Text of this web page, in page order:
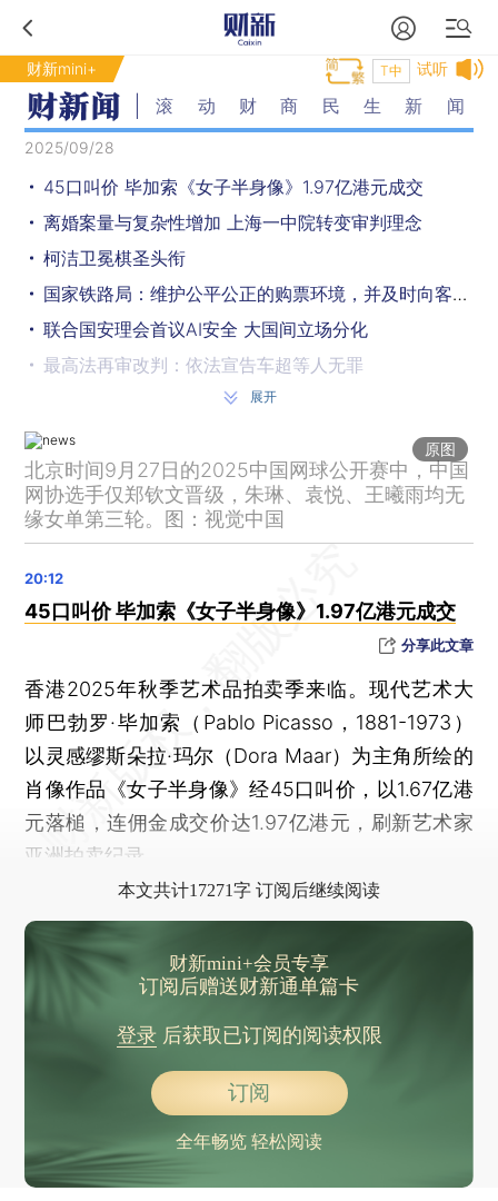
财新mini+ 试听
T中
滚动财商民生新闻
2025/09/28
45口叫价 毕加索《女子半身像》1.97亿港元成交
离婚案量与复杂性增加 上海一中院转变审判理念
柯洁卫冕棋圣头衔
国家铁路局：维护公平公正的购票环境，并及时向客流集中的车站投放票额
联合国安理会首议AI安全 大国间立场分化
最高法再审改判：依法宣告车超等人无罪
北京女足，时隔23年夺女超联赛冠军
8月工业企业利润同比大增20.4% 结束三连降
新世界纪录 中国成功研制35.1特斯拉稳态磁场全超导磁体
哥伦比亚总统呼吁武力解放巴勒斯坦
金正恩会见核部门科技人员，表示“极大满意”
台风“博罗依”逼近，特大暴雨要来了
“外地人一顿饭贵59元”，官方通报：停业整改
中秋国庆假期预计全社会跨区域人员流动量将达23.6亿人次
最高检：醉驾屡教不改、找人顶包等六种情形依法从重处理
联合国80年联大会议风向凌乱 世人在乱中望治
王健林被限制高消费
一中国游客在澳大利亚登山徒步遇极端天气身亡，中领馆紧急提醒
印度一场竞选集会上发生踩踏事件，已致39人死亡
中网单日4.5万人次创纪录，郑钦文、辛纳成全场焦点
网红“唐飞机”驾飞机直播时坠机，村干部称已身亡
大国工程+1，世界第一高桥花江峡谷大桥今日通车
以军被控诉蓄意炸死记者
理想汽车发布第三款纯电车型 背水一战冲销量
严厉打击盗采盗挖矿产资源，国务院安委办最新部署
展开
原图
北京时间9月27日的2025中国网球公开赛中，中国
网协选手仅郑钦文晋级，朱琳、袁悦、王曦雨均无
缘女单第三轮。图：视觉中国
45口叫价 毕加索《女子半身像》1.97亿港元成交
分享此文章
香港2025年秋季艺术品拍卖季来临。现代艺术大
师巴勃罗·毕加索（Pablo Picasso，1881-1973）
以灵感缪斯朵拉·玛尔（Dora Maar）为主角所绘的
肖像作品《女子半身像》经45口叫价，以1.67亿港
元落槌，连佣金成交价达1.97亿港元，刷新艺术家
亚洲拍卖纪录。
本文共计17271字 订阅后继续阅读
财新mini+会员专享
订阅后赠送财新通单篇卡
登录后获取已订阅的阅读权限
订阅
全年畅览 轻松阅读